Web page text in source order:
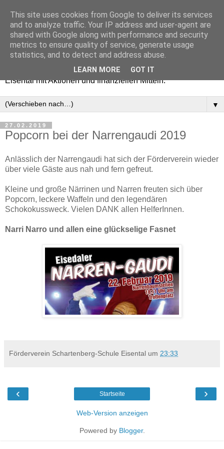
Förderverein Schartenberg-
Schule Eisental e.V.
Will­kom­men! Unser Verein unterstützt die Grundschule in
Eisental mit Aktionen und finanziellen Mitteln.
▼
27.02.2019
Popcorn bei der Narrengaudi 2019
Anlässlich der Narrengaudi hat sich der Förderverein wieder
über viele Gäste aus nah und fern gefreut.
Kleine und große Närrinen und Narren freuten sich über
Popcorn, leckere Waffeln und den legendären
Schokokussweck. Vielen DANK allen HelferInnen.
Narri Narro und allen eine glückselige Fasnet
Förderverein Schartenberg-Schule Eisental um 23:33
‹ ›
Startseite
Web-Version anzeigen
Powered by Blogger.
This site uses cookies from Google to deliver its services
and to analyze traffic. Your IP address and user-agent are
shared with Google along with performance and security
metrics to ensure quality of service, generate usage
statistics, and to detect and address abuse.
LEARN MORE GOT IT